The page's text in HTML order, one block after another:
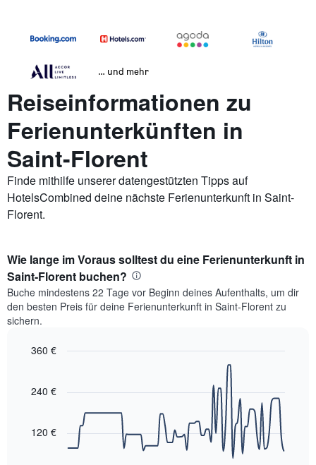
… und mehr
Reiseinformationen zu
Ferienunterkünften in
Saint-Florent
Finde mithilfe unserer datengestützten Tipps auf
HotelsCombined deine nächste Ferienunterkunft in Saint-
Florent.
Wie lange im Voraus solltest du eine Ferienunterkunft in
Saint-Florent buchen?
Buche mindestens 22 Tage vor Beginn deines Aufenthalts, um dir
den besten Preis für deine Ferienunterkunft in Saint-Florent zu
sichern.
with
120 €
240 €
360 €